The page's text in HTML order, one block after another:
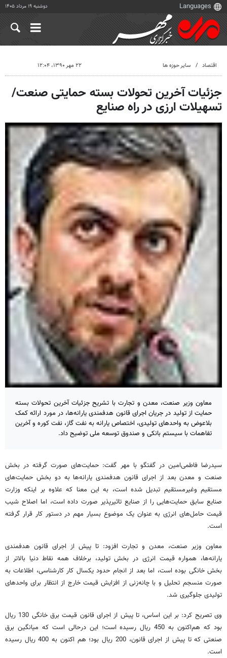
دوشنبه ۱۹ مرداد ۱۴۰۵
اقتصاد سایر حوزه ها ۲۲ مهر ۱۳۹۰، ۱۲:۰۴
جزئیات آخرین تحولات بسته حمایتی صنعت/
تسهیلات ارزی در راه صنایع
معاون وزیر صنعت، معدن و تجارت با تشریح جزئیات آخرین تحولات بسته
حمایت از تولید در جریان اجرای قانون هدفمندی یارانه‌ها، در مورد ارائه کمک
بلاعوض به واحدهای تولیدی، اختصاص یارانه به نفت گاز، نفت کوره و آخرین
تفاهمات با سیستم بانکی و صندوق توسعه ملی توضیح داد.
سیدرضا فاطمی‌امین در گفتگو با مهر گفت: حمایت‌های صورت گرفته در بخش
صنعت و معدن بعد از اجرای قانون هدفمندی یارانه‌ها به دو بخش حمایت‌های
مستقیم وغیرمستقیم تبدیل شده است، به این معنا که علاوه بر اینکه وزارت
صنایع سابق حمایت‌هایی را از صنایع تاثیرپذیر صورت داده است، اما اصلاح شیب
قیمت‌ حامل‌های انرژی به عنوان یک موضوع بسیار مهم در دستور کار قرار گرفته
است.
معاون وزیر صنعت، معدن و تجارت افزود: تا پیش از اجرای قانون هدفمندی
یارانه‌ها، همواره قیمت انرژی در بخش تولید، برخلاف همه نقاط دنیا بالاتر از
بخش خانگی بوده است، اما بعد از انجام حدود یکسال کار کارشناسی، اطلاعات به
صورت منسجم تحلیل و با چانه‌زنی از افزایش قیمت خارج از انتظار برای واحدهای
تولیدی جلوگیری شد.
وی تصریح کرد: بر این اساس، تا پیش از اجرای قانون قیمت برق خانگی 130 ریال
بود که هم‌اکنون به 450 ریال رسیده است؛ این درحالی است که میانگین برق
صنعتی که تا پیش از اجرای قانون، 200 ریال بود؛ هم اکنون به 400 ریال رسیده
است.